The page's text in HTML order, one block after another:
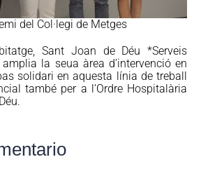
del Col·legi de Metges
Sant Joan de Déu *Serveis
la seua àrea d’intervenció en
solidari en aquesta línia de treball
també per a l’Ordre Hospitalària